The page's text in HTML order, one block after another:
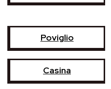
Poviglio
Casina